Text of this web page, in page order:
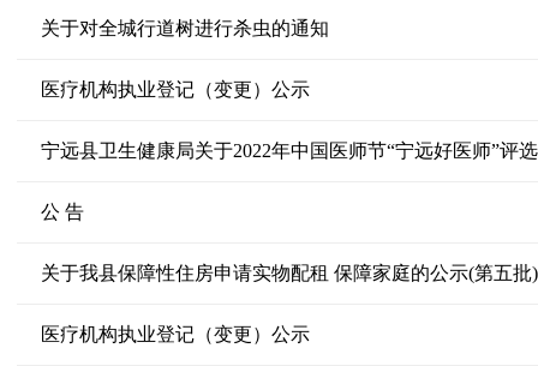
关于对全城行道树进行杀虫的通知
医疗机构执业登记（变更）公示
宁远县卫生健康局关于2022年中国医师节“宁远好医师”评
公 告
关于我县保障性住房申请实物配租 保障家庭的公示(第五批)
医疗机构执业登记（变更）公示